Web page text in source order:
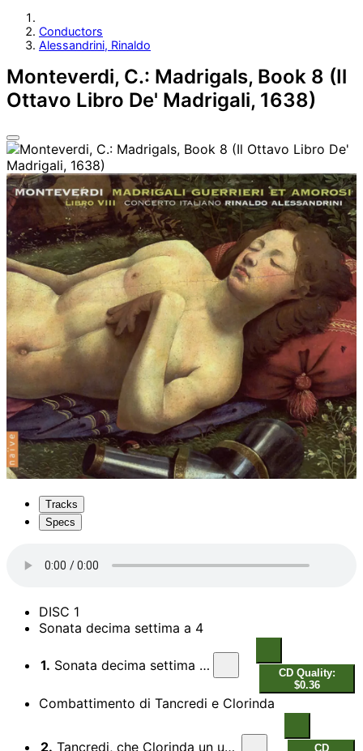
Conductors
Alessandrini, Rinaldo
Monteverdi, C.: Madrigals, Book 8 (Il
Ottavo Libro De' Madrigali, 1638)
Tracks
Specs
DISC 1
Sonata decima settima a 4
1. Sonata decima settima a 4
CD Quality:
$0.36
Combattimento di Tancredi e Clorinda
2. Tancredi, che Clorinda un uomo stima (Testo) CD